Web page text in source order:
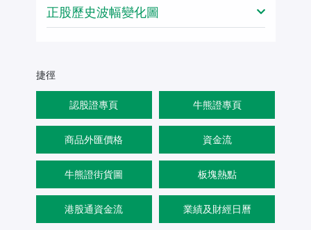
正股歷史波幅變化圖
捷徑
認股證專頁 牛熊證專頁
商品外匯價格 資金流
牛熊證街貨圖 板塊熱點
港股通資金流 業績及財經日曆